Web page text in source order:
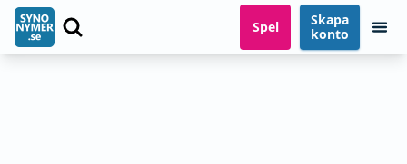
Spel
Skapa
konto